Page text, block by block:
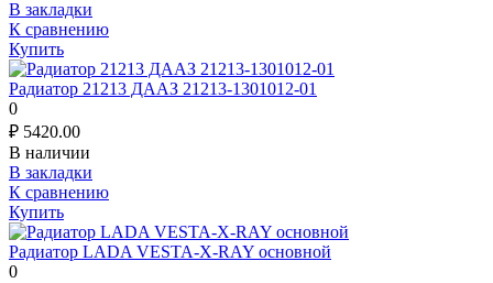
В закладки
К сравнению
Купить
Радиатор 21213 ДААЗ 21213-1301012-01
0
₽ 5420.00
В наличии
В закладки
К сравнению
Купить
Радиатор LADA VESTA-X-RAY основной
0